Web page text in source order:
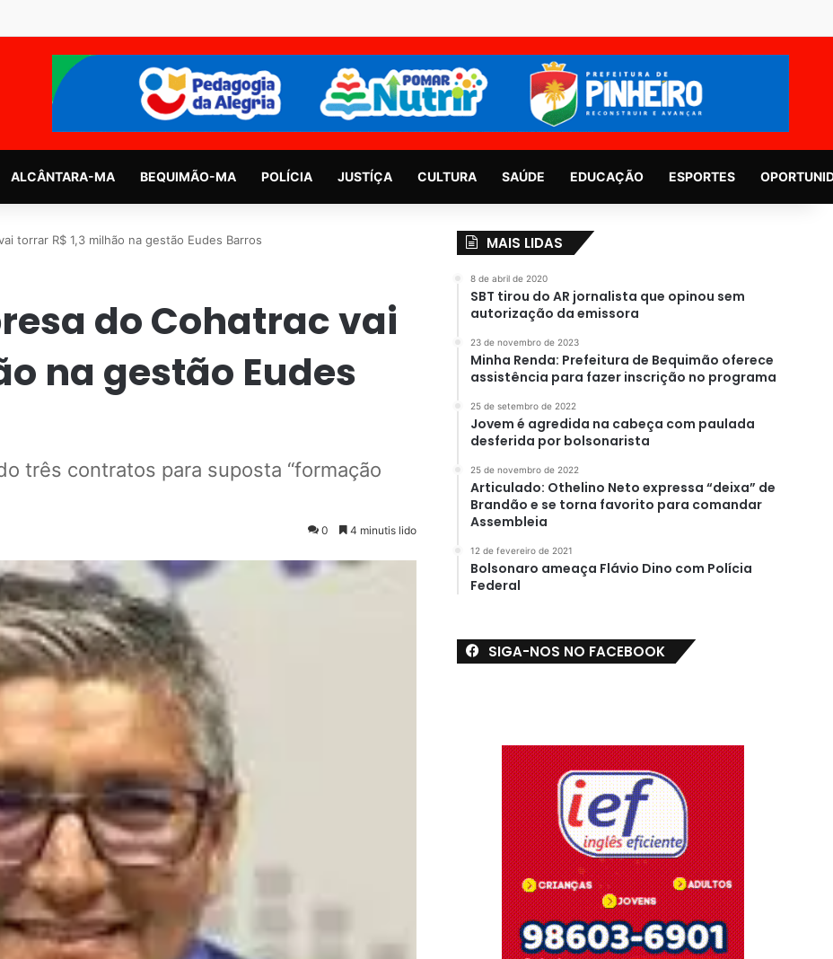
ALCÂNTARA-MA BEQUIMÃO-MA POLÍCIA JUSTÍÇA CULTURA SAÚDE EDUCAÇÃO ESPORTES
torrar R$ 1,3 milhão na gestão Eudes Barros
do Cohatrac vai
na gestão Eudes
três contratos para suposta “formação
0 4 minutis lido
MAIS LIDAS
8 de abril de 2020
SBT tirou do AR jornalista que opinou sem
autorização da emissora
23 de novembro de 2023
Minha Renda: Prefeitura de Bequimão oferece
assistência para fazer inscrição no programa
25 de setembro de 2022
Jovem é agredida na cabeça com paulada
desferida por bolsonarista
25 de novembro de 2022
Articulado: Othelino Neto expressa “deixa” de
Brandão e se torna favorito para comandar
Assembleia
12 de fevereiro de 2021
Bolsonaro ameaça Flávio Dino com Polícia
Federal
SIGA-NOS NO FACEBOOK